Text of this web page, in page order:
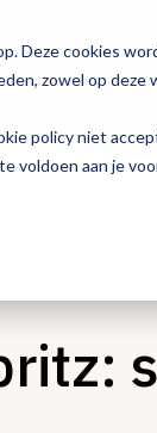
Deze cookies
zowel op
policy niet
voldoen aan je
voor